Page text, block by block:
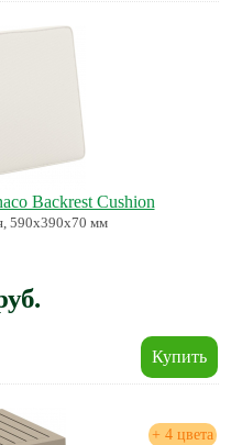
Backrest Cushion
590х390х70 мм
+ 4 цвета